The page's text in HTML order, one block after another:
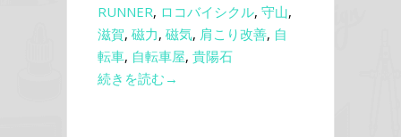
RUNNER, ロコバイシクル, 守山,
滋賀, 磁力, 磁気, 肩こり改善, 自
転車, 自転車屋, 貴陽石
続きを読む→